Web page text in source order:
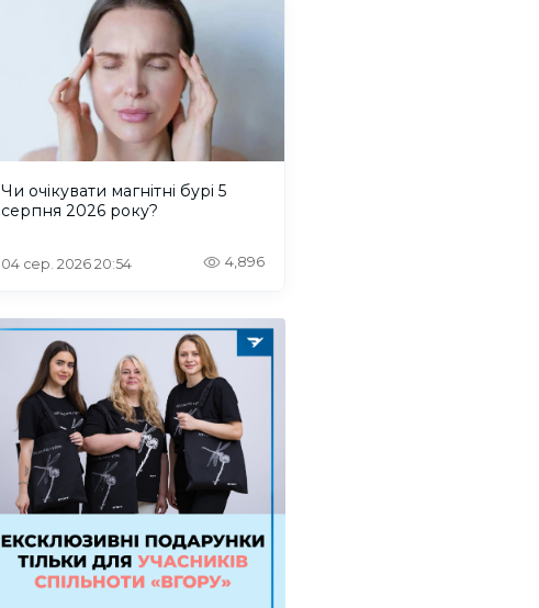
Чи очікувати магнітні бурі 5
серпня 2026 року?
04 сер. 2026 20:54 4,896